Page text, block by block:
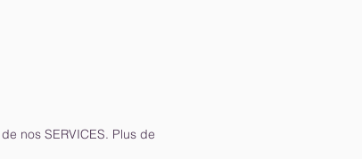
nos SERVICES. Plus de